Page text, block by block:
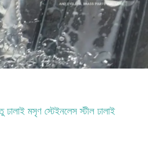
ঢালাই মসৃণ স্টেইনলেস স্টীল ঢালাই